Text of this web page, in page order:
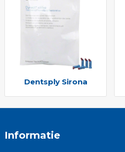
Dentsply Sirona
Informatie